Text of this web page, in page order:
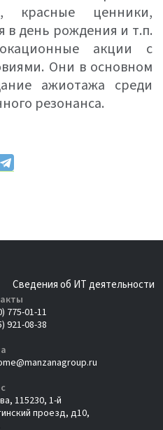
красные ценники,
в день рождения и т.п.
акции с
Они в основном
ажиотажа среди
резонанса.
Сведения об ИТ деятельности
775-01-11
921-08-38
115230, 1-й
проезд, д10,